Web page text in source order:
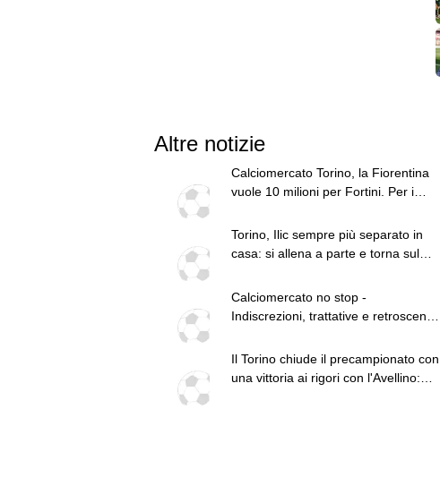
Altre notizie
Calciomercato Torino, la Fiorentina
vuole 10 milioni per Fortini. Per i
Parma
Torino, Ilic sempre più separato in
casa: si allena a parte e torna sul
Calciomercato no stop -
Indiscrezioni, trattative e retroscena
Il Torino chiude il precampionato con
una vittoria ai rigori con l'Avellino: